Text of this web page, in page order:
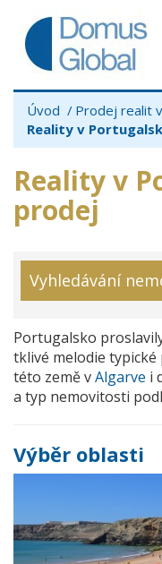
Úvod
Prodej realit
Reality v
Reality v
prodej
Vyhledávání
Portugalsko
tklivé melodie typické
této země vAlgarve i
a typ nemovitosti
Výběr oblasti